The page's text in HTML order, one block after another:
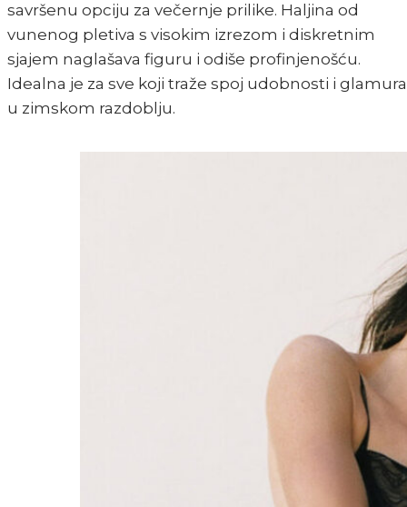
savršenu opciju za večernje prilike. Haljina od
vunenog pletiva s visokim izrezom i diskretnim
sjajem naglašava figuru i odiše profinjenošću.
Idealna je za sve koji traže spoj udobnosti i glamura
u zimskom razdoblju.